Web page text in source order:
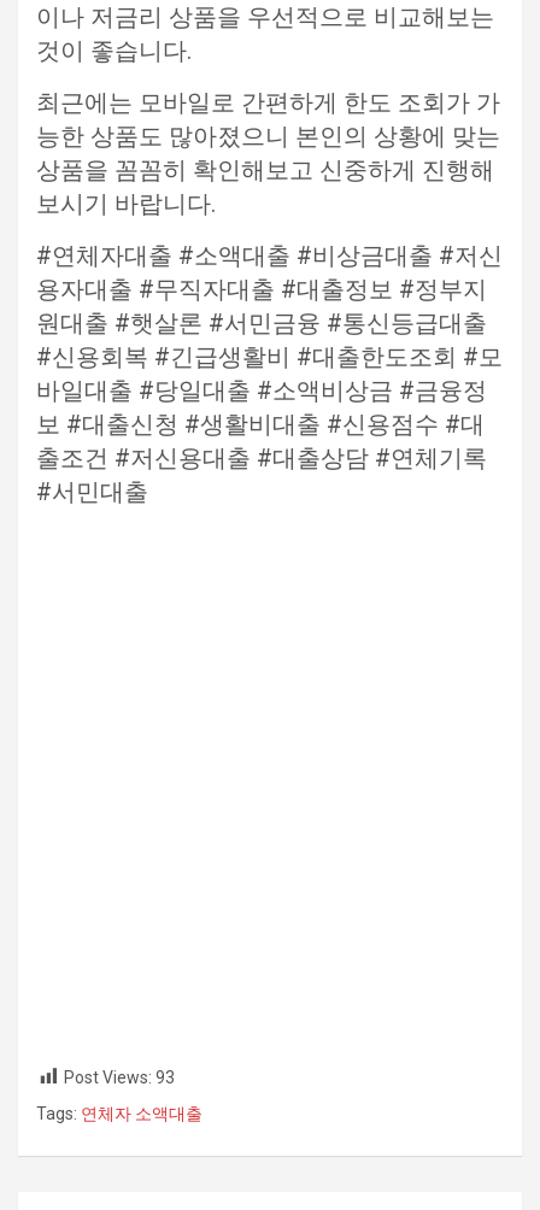
이나 저금리 상품을 우선적으로 비교해보는
것이 좋습니다.
최근에는 모바일로 간편하게 한도 조회가 가
능한 상품도 많아졌으니 본인의 상황에 맞는
상품을 꼼꼼히 확인해보고 신중하게 진행해
보시기 바랍니다.
#연체자대출 #소액대출 #비상금대출 #저신
용자대출 #무직자대출 #대출정보 #정부지
원대출 #햇살론 #서민금융 #통신등급대출
#신용회복 #긴급생활비 #대출한도조회 #모
바일대출 #당일대출 #소액비상금 #금융정
보 #대출신청 #생활비대출 #신용점수 #대
출조건 #저신용대출 #대출상담 #연체기록
#서민대출
Post Views: 93
Tags: 연체자 소액대출